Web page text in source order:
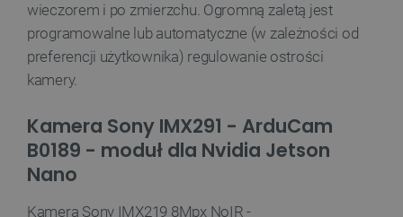
wieczorem i po zmierzchu. Ogromną zaletą jest
programowalne lub automatyczne (w zależności od
preferencji użytkownika) regulowanie ostrości
kamery.
Kamera Sony IMX291 - ArduCam
B0189 - moduł dla Nvidia Jetson
Nano
Kamera Sony IMX219 8Mpx NoIR -
Nazwa
Provider /
PrestaShop-[abcdef0123456789]{32} .botland.com.pl
_lb .botland.com.pl